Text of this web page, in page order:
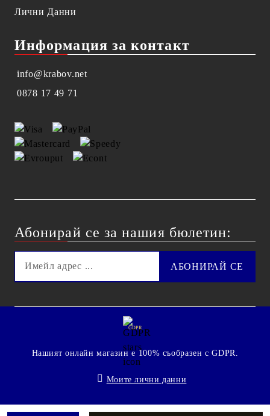
Лични Данни
Информация за контакт
info@krabov.net
0878 17 49 71
Абонирай се за нашия бюлетин:
GDPR
Нашият онлайн магазин е 100% съобразен с GDPR.
Моите лични данни